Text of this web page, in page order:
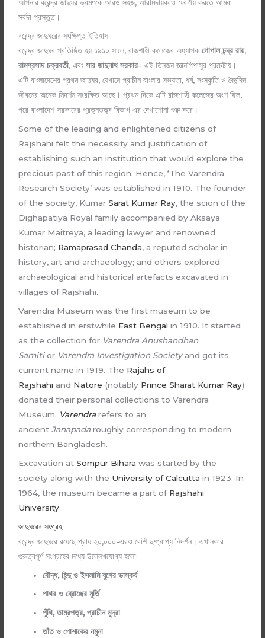
আপনার বরেন্দ্র জাদুঘর ভ্রমণকে আরও সহজ, আরামদায়ক ও স্মরণীয় করতে আমরা
সর্বদা প্রস্তুত।
বরেন্দ্র জাদুঘরের সংক্ষিপ্ত ইতিহাস
বরেন্দ্র জাদুঘর প্রতিষ্ঠিত হয় ১৯১০ সালে, রাজশাহী কলেজের অধ্যাপকগোপাল চন্দ্র রায়,
রামপ্রসাদ চক্রবর্তী, এবংসার জাদুনাথ সরকার– এই তিনজন জ্ঞানপিপাসুর প্রচেষ্টায়।
এটি বাংলাদেশের প্রথম জাদুঘর, যেখানে প্রাচীন বাংলার সভ্যতা, ধর্ম, সংস্কৃতি ও দৈনন্দিন
জীবনের অনেক নিদর্শন সংরক্ষিত আছে। প্রথম দিকে এটি রাজশাহী কলেজের অংশ ছিল,
পরে বাংলাদেশ সরকারের প্রত্নতত্ত্ব বিভাগ এর দেখাশোনা শুরু করে।
Some of the leading and enlightened citizens of
Rajshahi felt the necessity and justification of
establishing such an institution that would explore the
precious past of this region. Hence, ‘The Varendra
Research Society’ was established in 1910. The founder
of the society, KumarSarat Kumar Ray, the scion of the
Dighapatiya Royal family accompanied by Aksaya
Kumar Maitreya, a leading lawyer and renowned
historian; Ramaprasad Chanda, a reputed scholar in
history, art and archaeology; and others explored
archaeological and historical artefacts excavated in
villages of Rajshahi.
Varendra Museum was the first museum to be
established in erstwhile East Bengal in 1910. It started
as the collection for Varendra Anushandhan
Samitior Varendra Investigation Societyand got its
current name in 1919. The Rajahs of
Rajshahi and Natore (notably Prince Sharat Kumar Ray)
donated their personal collections to Varendra
Museum. Varendrarefers to an
ancientJanapada roughly corresponding to modern
northern Bangladesh.
Excavation atSompur Bihara was started by the
society along with the University of Calcutta in 1923. In
1964, the museum became a part of Rajshahi
University.
জাদুঘরের সংগ্রহ
বরেন্দ্র জাদুঘরে রয়েছে প্রায় ২০,০০০-এরও বেশি দুষ্প্রাপ্য নিদর্শন। এখানকার
গুরুত্বপূর্ণ সংগ্রহের মধ্যে উল্লেখযোগ্য হলো:
বৌদ্ধ, হিন্দু ও ইসলামি যুগের ভাস্কর্য
পাথর ও ব্রোঞ্জের মূর্তি
পুঁথি, তাম্রপত্র, প্রাচীন মুদ্রা
তাঁত ও পোশাকের নমুনা